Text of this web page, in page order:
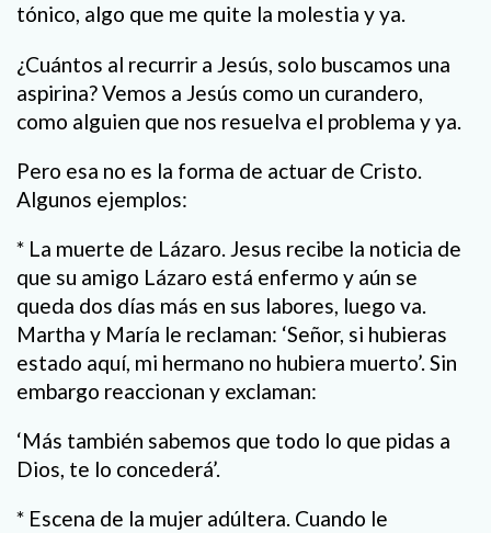
tónico, algo que me quite la molestia y ya.
¿Cuántos al recurrir a Jesús, solo buscamos una
aspirina? Vemos a Jesús como un curandero,
como alguien que nos resuelva el problema y ya.
Pero esa no es la forma de actuar de Cristo.
Algunos ejemplos:
* La muerte de Lázaro. Jesus recibe la noticia de
que su amigo Lázaro está enfermo y aún se
queda dos días más en sus labores, luego va.
Martha y María le reclaman: ‘Señor, si hubieras
estado aquí, mi hermano no hubiera muerto’. Sin
embargo reaccionan y exclaman:
‘Más también sabemos que todo lo que pidas a
Dios, te lo concederá’.
* Escena de la mujer adúltera. Cuando le